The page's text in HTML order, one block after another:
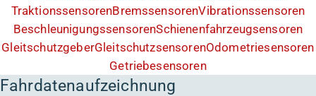
TraktionssensorenBremssensorenVibrationssensoren
BeschleunigungssensorenSchienenfahrzeugsensoren
GleitschutzgeberGleitschutzsensorenOdometriesensoren
Getriebesensoren
Fahrdatenaufzeichnung